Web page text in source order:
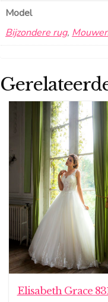
Model
Bijzondere rug,
Elisabeth Grace